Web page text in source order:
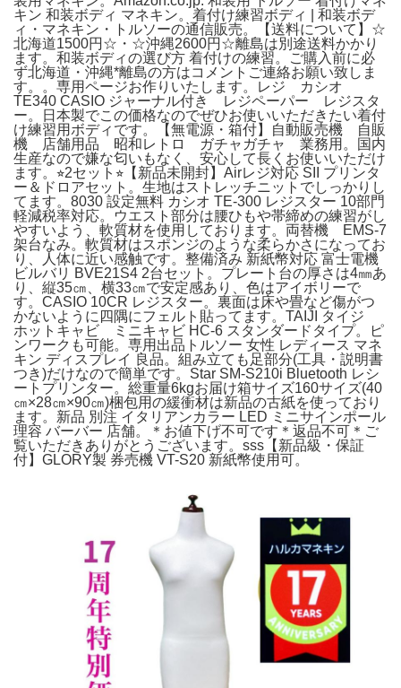
キン 和装ボディ マネキン。着付け練習ボディ | 和装ボデ
ィ・マネキン・トルソーの通信販売。【送料について】☆
北海道1500円☆・☆沖縄2600円☆離島は別途送料かかり
ます。和装ボディの選び方 着付けの練習。ご購入前に必
ず北海道・沖縄*離島の方はコメントご連絡お願い致しま
す。。専用ページお作りいたします。レジ カシオ
TE340 CASIO ジャーナル付き レジペーパー レジスタ
ー。日本製でこの価格なのでぜひお使いいただきたい着付
け練習用ボディです。【無電源・箱付】自動販売機 自販
機 店舗用品 昭和レトロ ガチャガチャ 業務用。国内
生産なので嫌な匂いもなく、安心して長くお使いいただけ
ます。⭐︎2セット⭐︎【新品未開封】Airレジ対応 SII プリンタ
ー＆ドロアセット。生地はストレッチニットでしっかりし
てます。8030 設定無料 カシオ TE-300 レジスター 10部門
軽減税率対応。ウエスト部分は腰ひもや帯締めの練習がし
やすいよう、軟質材を使用しております。両替機 EMS-7
架台なみ。軟質材はスポンジのような柔らかさになってお
り、人体に近い感触です。整備済み 新紙幣対応 富士電機
ビルバリ BVE21S4 2台セット。プレート台の厚さは4㎜あ
り、縦35㎝、横33㎝で安定感あり、色はアイボリーで
す。CASIO 10CR レジスター。裏面は床や畳など傷がつ
かないように四隅にフェルト貼ってます。TAIJI タイジ
ホットキャビ ミニキャビ HC-6 スタンダードタイプ。ピ
ンワークも可能。専用出品トルソー 女性 レディース マネ
キン ディスプレイ 良品。組み立ても足部分(工具・説明書
つき)だけなので簡単です。Star SM-S210i Bluetooth レシ
ートプリンター。総重量6kgお届け箱サイズ160サイズ(40
㎝×28㎝×90㎝)梱包用の緩衝材は新品の古紙を使っており
ます。新品 別注 イタリアンカラー LED ミニサインポール
理容 バーバー 店舗。＊お値下げ不可です＊返品不可＊ご
覧いただきありがとうございます。sss【新品級・保証
付】GLORY製 券売機 VT-S20 新紙幣使用可。